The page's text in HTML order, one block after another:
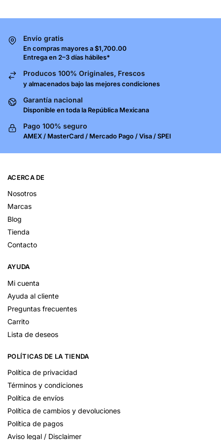
Envío gratis
En compras mayores a $1,700.00
Entrega en 2–3 días hábiles*
Producos 100% Originales, Frescos
y almacenados bajo las mejores condiciones
Garantía nacional
Disponible en toda la República Mexicana
Pago 100% seguro
AMEX / MasterCard / Mercado Pago / Visa / SPEI
ACERCA DE
Nosotros
Marcas
Blog
Tienda
Contacto
AYUDA
Mi cuenta
Ayuda al cliente
Preguntas frecuentes
Carrito
Lista de deseos
POLÍTICAS DE LA TIENDA
Política de privacidad
Términos y condiciones
Política de envíos
Política de cambios y devoluciones
Política de pagos
Aviso legal / Disclaimer